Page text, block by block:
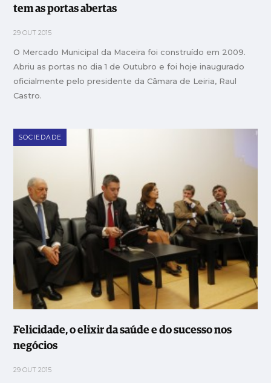
tem as portas abertas
29 OUT 2015
O Mercado Municipal da Maceira foi construído em 2009.
Abriu as portas no dia 1 de Outubro e foi hoje inaugurado
oficialmente pelo presidente da Câmara de Leiria, Raul
Castro.
SOCIEDADE
Felicidade, o elixir da saúde e do sucesso nos
negócios
29 OUT 2015